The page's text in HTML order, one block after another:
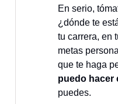
En serio,
¿dónde te
tu carrera, en
metas
que te haga
puedo hacer
puedes.